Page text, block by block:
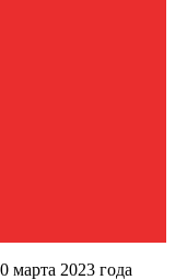
марта 2023 года